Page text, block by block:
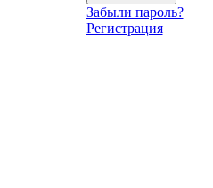
Забыли пароль?
Регистрация